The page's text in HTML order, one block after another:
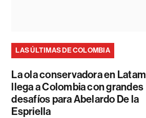
LAS ÚLTIMAS DE COLOMBIA
La ola conservadora en Latam
llega a Colombia con grandes
desafíos para Abelardo De la
Espriella